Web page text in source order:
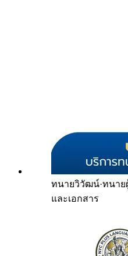
ทนายวิวัฒน์·ทนาย
และเอกสาร